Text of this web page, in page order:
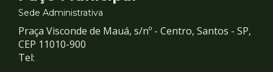
e
Redes
Sede Administrativa
Praça Visconde de Mauá, s/nº - Centro, Santos - SP,
CEP 11010-900
Tel: